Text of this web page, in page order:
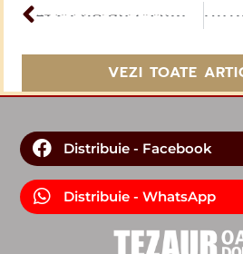
ARTICOL PERCEDENT
VEZI TOATE
Distribuie - Facebook
Distribuie - WhatsApp